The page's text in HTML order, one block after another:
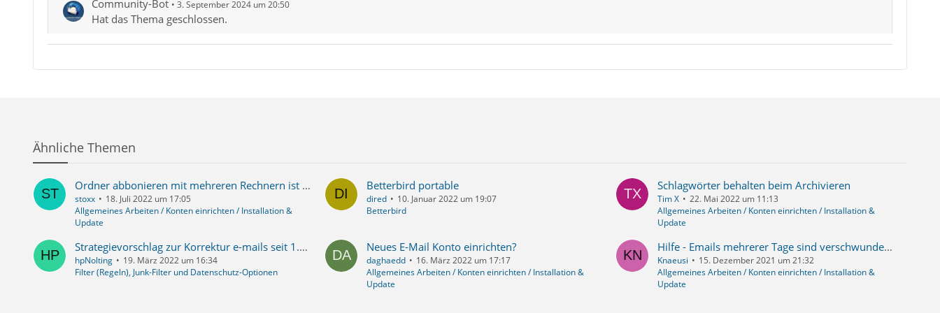
Dann ist dieser Beitrag nichts für dich und du kannst
Schritt 1:
Community-Bot 3. September 2024 um 20:50
Hat das Thema geschlossen.
Ähnliche Themen
Ordner abbonieren mit mehreren Rechnern ist unterirdisch
stoxx
18. Juli 2022 um 17:05
Allgemeines Arbeiten / Konten einrichten / Installation &
Update
Betterbird portable
dired
10. Januar 2022 um 19:07
Betterbird
Schlagwörter behalten beim Archivieren
Tim X
22. Mai 2022 um 11:13
Allgemeines Arbeiten / Konten einrichten / Installation &
Update
Strategievorschlag zur Korrektur e-mails seit 1.1.2021
hpNolting
19. März 2022 um 16:34
Filter (Regeln), Junk-Filter und Datenschutz-Optionen
Neues E-Mail Konto einrichten?
daghaedd
16. März 2022 um 17:17
Allgemeines Arbeiten / Konten einrichten / Installation &
Update
Hilfe - Emails mehrerer Tage sind verschwunden, Neuimport der Mbox-Datei half teilweise
Knaeusi
15. Dezember 2021 um 21:32
Allgemeines Arbeiten / Konten einrichten / Installation &
Update